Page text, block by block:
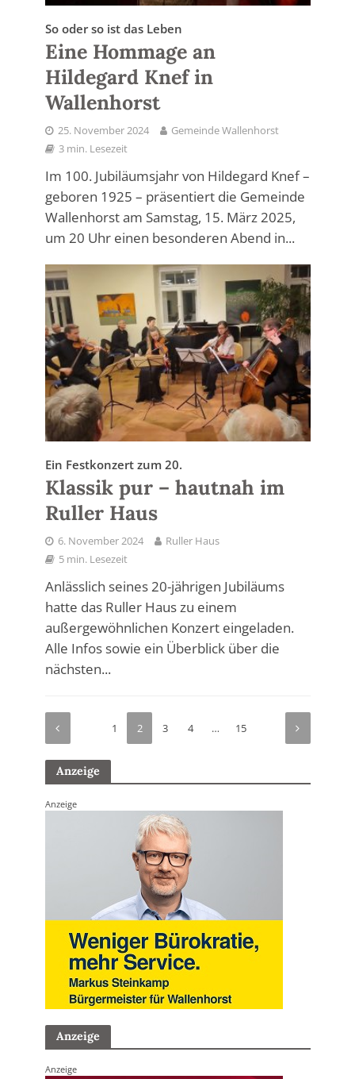
So oder so ist das Leben
Eine Hommage an
Hildegard Knef in
Wallenhorst
25. November 2024
Gemeinde Wallenhorst
3 min. Lesezeit
Im 100. Jubiläumsjahr von Hildegard Knef –
geboren 1925 – präsentiert die Gemeinde
Wallenhorst am Samstag, 15. März 2025,
um 20 Uhr einen besonderen Abend in...
Ein Festkonzert zum 20.
Klassik pur – hautnah im
Ruller Haus
6. November 2024
Ruller Haus
5 min. Lesezeit
Anlässlich seines 20-jährigen Jubiläums
hatte das Ruller Haus zu einem
außergewöhnlichen Konzert eingeladen.
Alle Infos sowie ein Überblick über die
nächsten...
1 2 3 4 … 15
Anzeige
Anzeige
Anzeige
Anzeige